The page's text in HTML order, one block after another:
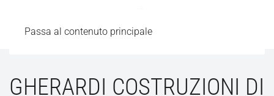
Passa al contenuto principale
GHERARDI COSTRUZIONI DI